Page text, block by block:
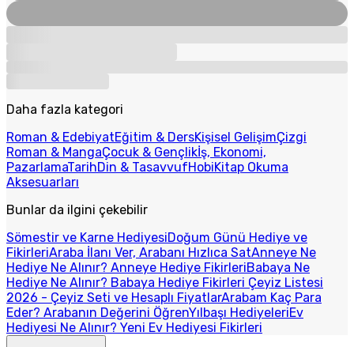
Daha fazla kategori
Roman & EdebiyatEğitim & DersKişisel GelişimÇizgi
Roman & MangaÇocuk & Gençlikİş, Ekonomi,
PazarlamaTarihDin & TasavvufHobiKitap Okuma
Aksesuarları
Bunlar da ilgini çekebilir
Sömestir ve Karne HediyesiDoğum Günü Hediye ve
FikirleriAraba İlanı Ver, Arabanı Hızlıca SatAnneye Ne
Hediye Ne Alınır? Anneye Hediye FikirleriBabaya Ne
Hediye Ne Alınır? Babaya Hediye Fikirleri Çeyiz Listesi
2026 - Çeyiz Seti ve Hesaplı FiyatlarArabam Kaç Para
Eder? Arabanın Değerini ÖğrenYılbaşı HediyeleriEv
Hediyesi Ne Alınır? Yeni Ev Hediyesi Fikirleri